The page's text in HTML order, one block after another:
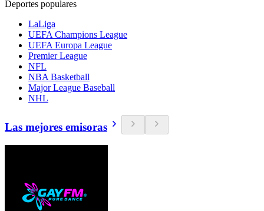
Deportes populares
LaLiga
UEFA Champions League
UEFA Europa League
Premier League
NFL
NBA Basketball
Major League Baseball
NHL
Las mejores emisoras